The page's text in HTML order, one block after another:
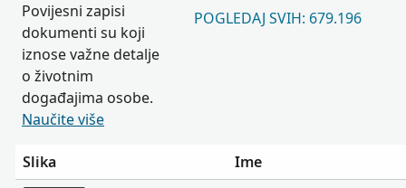
Povijesni zapisi
dokumenti su koji
iznose važne detalje
o životnim
događajima osobe.
Naučite više
POGLEDAJ SVIH: 679.196
Slika
Ime